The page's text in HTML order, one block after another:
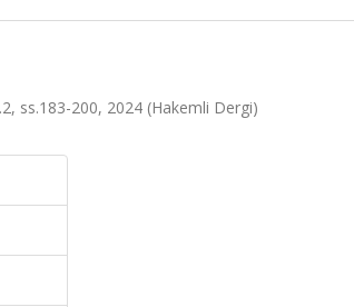
ss.183-200, 2024 (Hakemli Dergi)